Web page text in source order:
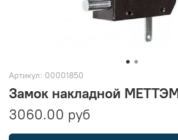
Артикул: 00001850
Замок накладной
3060.00 руб